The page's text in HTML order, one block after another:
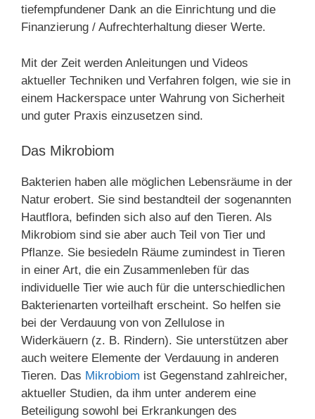
tiefempfundener Dank an die Einrichtung und die
Finanzierung / Aufrechterhaltung dieser Werte.
Mit der Zeit werden Anleitungen und Videos
aktueller Techniken und Verfahren folgen, wie sie in
einem Hackerspace unter Wahrung von Sicherheit
und guter Praxis einzusetzen sind.
Das Mikrobiom
Bakterien haben alle möglichen Lebensräume in der
Natur erobert. Sie sind bestandteil der sogenannten
Hautflora, befinden sich also auf den Tieren. Als
Mikrobiom sind sie aber auch Teil von Tier und
Pflanze. Sie besiedeln Räume zumindest in Tieren
in einer Art, die ein Zusammenleben für das
individuelle Tier wie auch für die unterschiedlichen
Bakterienarten vorteilhaft erscheint. So helfen sie
bei der Verdauung von von Zellulose in
Widerkäuern (z. B. Rindern). Sie unterstützen aber
auch weitere Elemente der Verdauung in anderen
Tieren. Das Mikrobiom ist Gegenstand zahlreicher,
aktueller Studien, da ihm unter anderem eine
Beteiligung sowohl bei Erkrankungen des